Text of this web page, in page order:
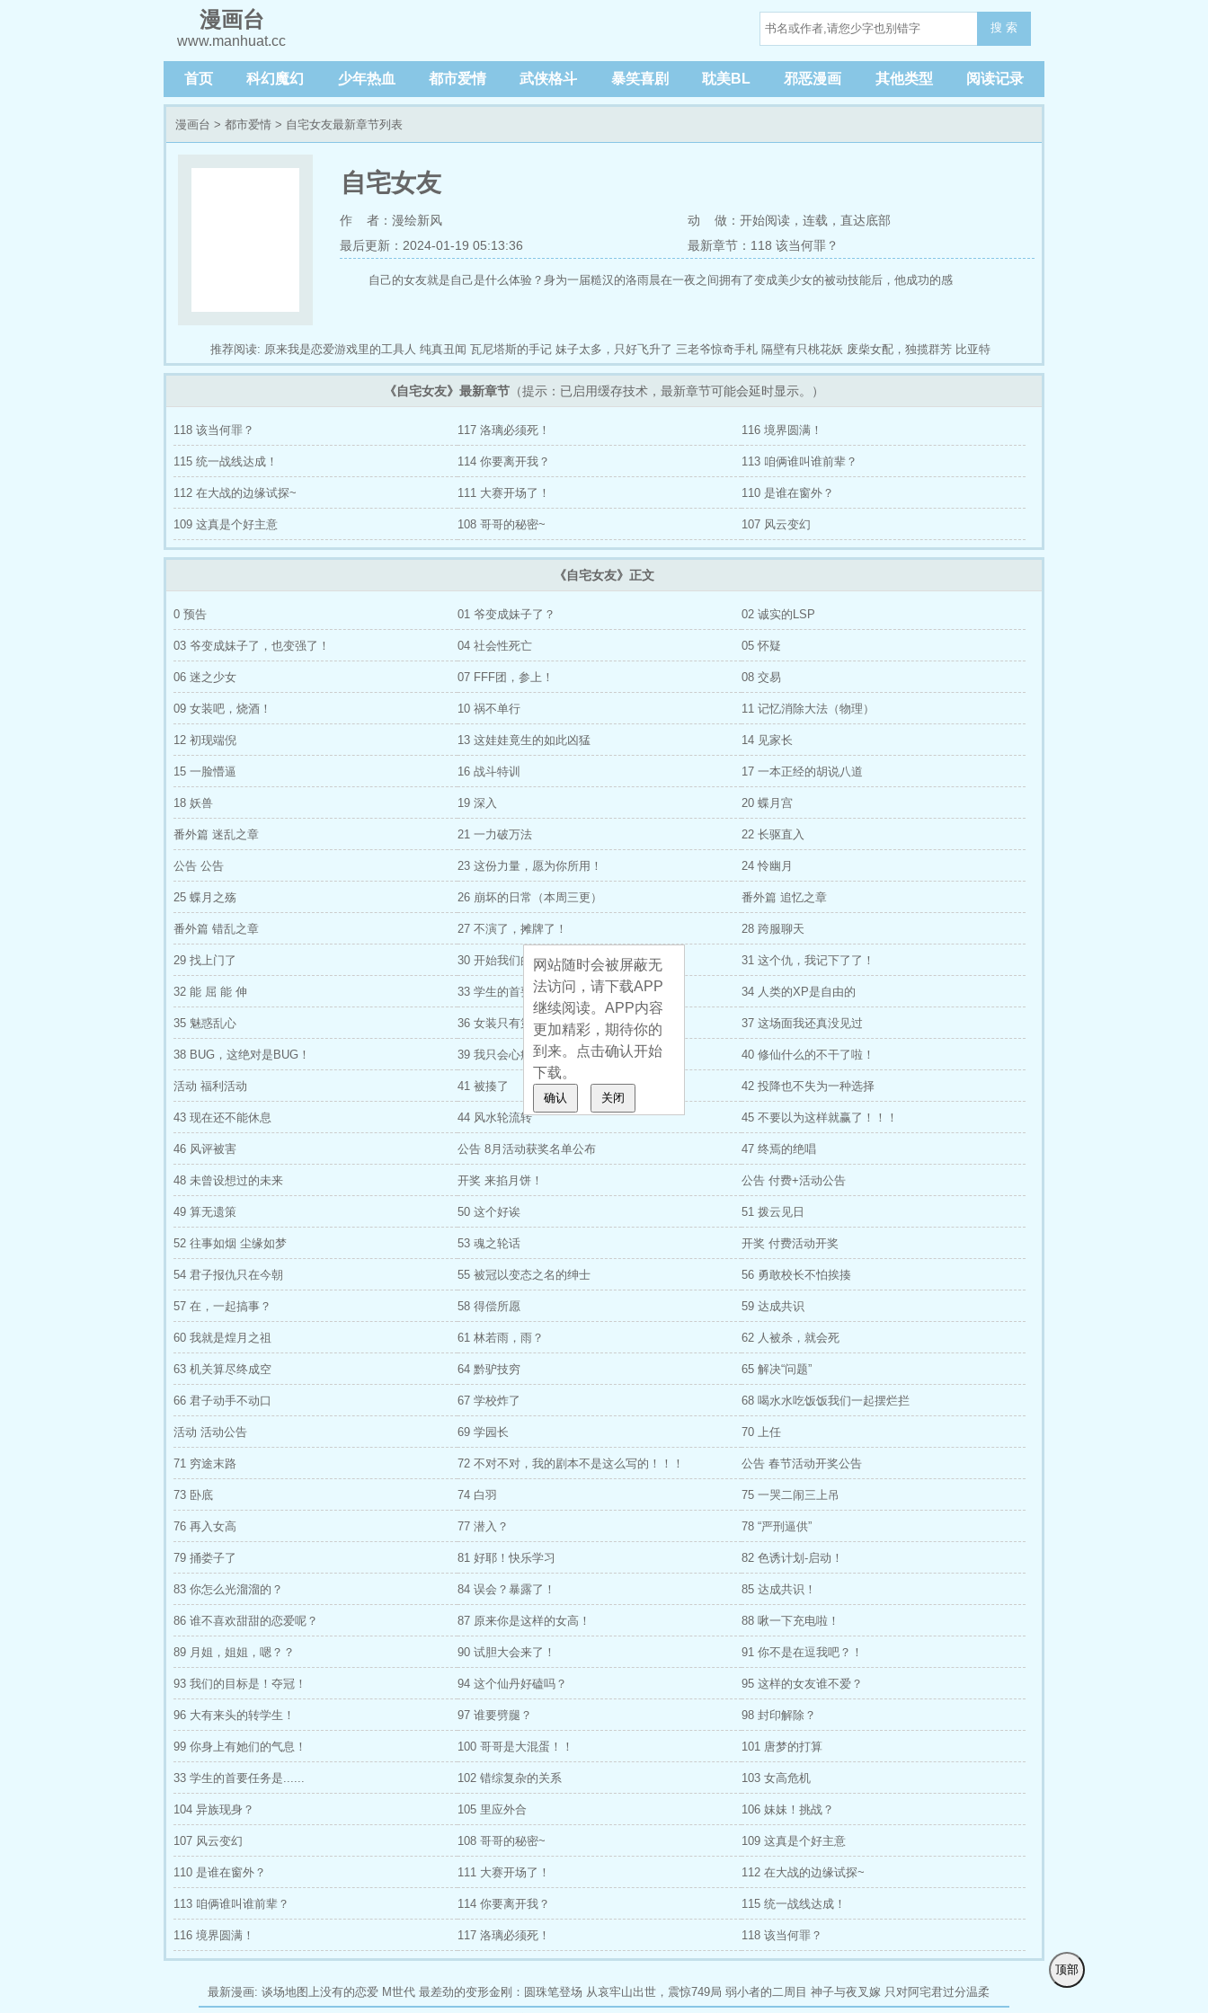
网站随时会被屏蔽无
法访问，请下载APP
继续阅读。APP内容
更加精彩，期待你的
到来。点击确认开始
下载。
确认 关闭
漫画台
www.manhuat.cc
搜 索
首页 科幻魔幻 少年热血 都市爱情 武侠格斗 暴笑喜剧 耽美BL 邪恶漫画 其他类型 阅读记录
漫画台 > 都市爱情 > 自宅女友最新章节列表
自宅女友
作 者：漫绘新风 动 做： 开始阅读，连载， 直达底部
最后更新：2024-01-19 05:13:36
最新章节：118 该当何罪？
自己的女友就是自己是什么体验？身为一届糙汉的洛雨晨在一夜之间拥有了变成美少女的被动技能后，他成功的感
推荐阅读: 原来我是恋爱游戏里的工具人 纯真丑闻 瓦尼塔斯的手记 妹子太多，只好飞升了 三老爷惊奇手札 隔壁有只桃花妖 废柴女配，独揽群芳 比亚特
丽丝 让妖怪走近科学吧 婚色撩人
《自宅女友》最新章节 （提示：已启用缓存技术，最新章节可能会延时显示。）
118 该当何罪？ 117 洛璃必须死！ 116 境界圆满！
115 统一战线达成！ 114 你要离开我？ 113 咱俩谁叫谁前辈？
112 在大战的边缘试探~ 111 大赛开场了！ 110 是谁在窗外？
109 这真是个好主意 108 哥哥的秘密~ 107 风云变幻
《自宅女友》正文
0 预告 01 爷变成妹子了？ 02 诚实的LSP
03 爷变成妹子了，也变强了！ 04 社会性死亡 05 怀疑
06 迷之少女 07 FFF团，参上！ 08 交易
09 女装吧，烧酒！ 10 祸不单行 11 记忆消除大法（物理）
12 初现端倪 13 这娃娃竟生的如此凶猛 14 见家长
15 一脸懵逼 16 战斗特训 17 一本正经的胡说八道
18 妖兽 19 深入 20 蝶月宫
番外篇 迷乱之章 21 一力破万法 22 长驱直入
公告 公告 23 这份力量，愿为你所用！ 24 怜幽月
25 蝶月之殇 26 崩坏的日常（本周三更） 番外篇 追忆之章
番外篇 错乱之章 27 不演了，摊牌了！ 28 跨服聊天
29 找上门了 30 开始我们的战斗吧 31 这个仇，我记下了了！
32 能 屈 能 伸 33 学生的首要任务是 34 人类的XP是自由的
35 魅惑乱心 36 女装只有第零次和第无数次 37 这场面我还真没见过
38 BUG，这绝对是BUG！ 39 我只会心疼哥哥！ 40 修仙什么的不干了啦！
活动 福利活动 41 被揍了 42 投降也不失为一种选择
43 现在还不能休息 44 风水轮流转 45 不要以为这样就赢了！！！
46 风评被害 公告 8月活动获奖名单公布 47 终焉的绝唱
48 未曾设想过的未来 开奖 来掐月饼！ 公告 付费+活动公告
49 算无遗策 50 这个好诶 51 拨云见日
52 往事如烟 尘缘如梦 53 魂之轮话 开奖 付费活动开奖
54 君子报仇只在今朝 55 被冠以变态之名的绅士 56 勇敢校长不怕挨揍
57 在，一起搞事？ 58 得偿所愿 59 达成共识
60 我就是煌月之祖 61 林若雨，雨？ 62 人被杀，就会死
63 机关算尽终成空 64 黔驴技穷 65 解决“问题”
66 君子动手不动口 67 学校炸了 68 喝水水吃饭饭我们一起摆烂拦
活动 活动公告 69 学园长 70 上任
71 穷途末路 72 不对不对，我的剧本不是这么写的！！！ 公告 春节活动开奖公告
73 卧底 74 白羽 75 一哭二闹三上吊
76 再入女高 77 潜入？ 78 “严刑逼供”
79 捅娄子了 81 好耶！快乐学习 82 色诱计划-启动！
83 你怎么光溜溜的？ 84 误会？暴露了！ 85 达成共识！
86 谁不喜欢甜甜的恋爱呢？ 87 原来你是这样的女高！ 88 啾一下充电啦！
89 月姐，姐姐，嗯？？ 90 试胆大会来了！ 91 你不是在逗我吧？！
93 我们的目标是！夺冠！ 94 这个仙丹好磕吗？ 95 这样的女友谁不爱？
96 大有来头的转学生！ 97 谁要劈腿？ 98 封印解除？
99 你身上有她们的气息！ 100 哥哥是大混蛋！！ 101 唐梦的打算
33 学生的首要任务是...... 102 错综复杂的关系 103 女高危机
104 异族现身？ 105 里应外合 106 妹妹！挑战？
107 风云变幻 108 哥哥的秘密~ 109 这真是个好主意
110 是谁在窗外？ 111 大赛开场了！ 112 在大战的边缘试探~
113 咱俩谁叫谁前辈？ 114 你要离开我？ 115 统一战线达成！
116 境界圆满！ 117 洛璃必须死！ 118 该当何罪？
最新漫画: 谈场地图上没有的恋爱 M世代 最差劲的变形金刚：圆珠笔登场 从哀牢山出世，震惊749局 弱小者的二周目 神子与夜叉嫁 只对阿宅君过分温柔
顶部